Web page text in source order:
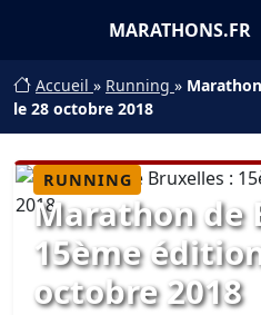
MARATHONS.FR
Accueil » Running »
le 28 octobre 2018
RUNNING
Marathon de
15ème
octobre 2018